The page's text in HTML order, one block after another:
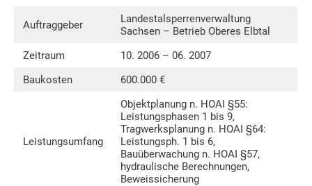
Auftraggeber
Landestalsperrenverwaltung
Sachsen – Betrieb Oberes Elbtal
Zeitraum
10. 2006 – 06. 2007
Baukosten
600.000 €
Leistungsumfang
Objektplanung n. HOAI §55:
Leistungsphasen 1 bis 9,
Tragwerksplanung n. HOAI §64:
Leistungsph. 1 bis 6,
Bauüberwachung n. HOAI §57,
hydraulische Berechnungen,
Beweissicherung